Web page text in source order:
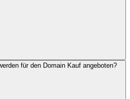
für den Domain Kauf angeboten?